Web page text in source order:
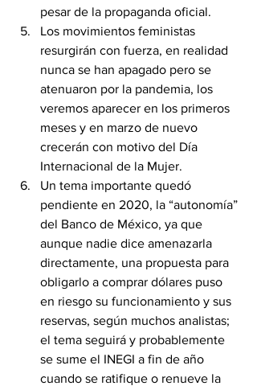
pesar de la propaganda oficial.
Los movimientos feministas
resurgirán con fuerza, en realidad
nunca se han apagado pero se
atenuaron por la pandemia, los
veremos aparecer en los primeros
meses y en marzo de nuevo
crecerán con motivo del Día
Internacional de la Mujer.
Un tema importante quedó
pendiente en 2020, la “autonomía”
del Banco de México, ya que
aunque nadie dice amenazarla
directamente, una propuesta para
obligarlo a comprar dólares puso
en riesgo su funcionamiento y sus
reservas, según muchos analistas;
el tema seguirá y probablemente
se sume el INEGI a fin de año
cuando se ratifique o renueve la